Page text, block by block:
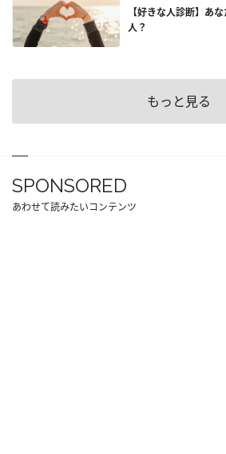
【好きな人診断】あ
人？
もっと見る
SPONSORED
あわせて読みたいコンテンツ